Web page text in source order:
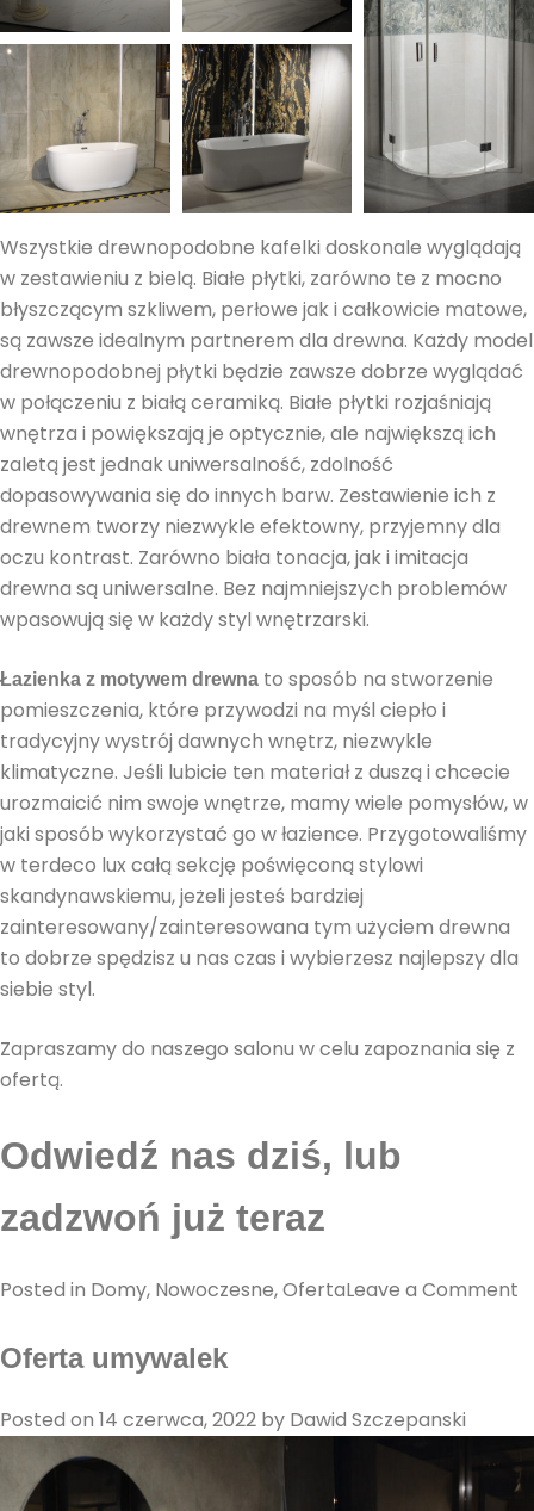
Wszystkie drewnopodobne kafelki doskonale wyglądają
w zestawieniu z bielą. Białe płytki, zarówno te z mocno
błyszczącym szkliwem, perłowe jak i całkowicie matowe,
są zawsze idealnym partnerem dla drewna. Każdy model
drewnopodobnej płytki będzie zawsze dobrze wyglądać
w połączeniu z białą ceramiką. Białe płytki rozjaśniają
wnętrza i powiększają je optycznie, ale największą ich
zaletą jest jednak uniwersalność, zdolność
dopasowywania się do innych barw. Zestawienie ich z
drewnem tworzy niezwykle efektowny, przyjemny dla
oczu kontrast. Zarówno biała tonacja, jak i imitacja
drewna są uniwersalne. Bez najmniejszych problemów
wpasowują się w każdy styl wnętrzarski.
Łazienka z motywem drewna to sposób na stworzenie
pomieszczenia, które przywodzi na myśl ciepło i
tradycyjny wystrój dawnych wnętrz, niezwykle
klimatyczne. Jeśli lubicie ten materiał z duszą i chcecie
urozmaicić nim swoje wnętrze, mamy wiele pomysłów, w
jaki sposób wykorzystać go w łazience. Przygotowaliśmy
w terdeco lux całą sekcję poświęconą stylowi
skandynawskiemu, jeżeli jesteś bardziej
zainteresowany/zainteresowana tym użyciem drewna
to dobrze spędzisz u nas czas i wybierzesz najlepszy dla
siebie styl.
Zapraszamy do naszego salonu w celu zapoznania się z
ofertą.
Odwiedź nas dziś, lub
zadzwoń już teraz
Posted in Domy, Nowoczesne,OfertaLeave a Comment
Oferta umywalek
Posted on 14 czerwca, 2022 by Dawid Szczepanski